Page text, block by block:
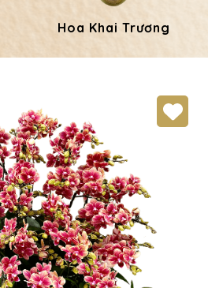
Hoa Khai Trương